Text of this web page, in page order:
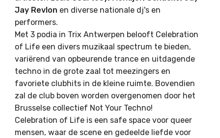
Jay Revlon en diverse nationale dj's en
performers.
Met 3 podia in Trix Antwerpen belooft Celebration
of Life een divers muzikaal spectrum te bieden,
variërend van opbeurende trance en uitdagende
techno in de grote zaal tot meezingers en
favoriete clubhits in de kleine ruimte. Bovendien
zal de club boven worden overgenomen door het
Brusselse collectief Not Your Techno!
Celebration of Life is een safe space voor queer
mensen, waar de scene en gedeelde liefde voor